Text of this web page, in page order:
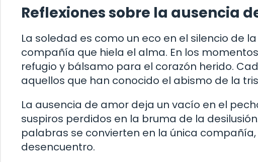
Reflexiones sobre la ausencia
La soledad es como un eco en el silencio de
compañía que hiela el alma. En los
refugio y bálsamo para el corazón herido.
aquellos que han conocido el abismo de la
La ausencia de amor deja un vacío en el
suspiros perdidos en la bruma de la
palabras se convierten en la única
desencuentro.